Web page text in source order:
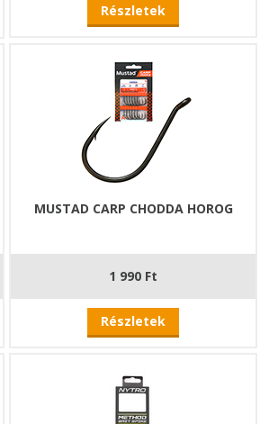
Részletek
MUSTAD CARP CHODDA HOROG
1 990 Ft
Részletek